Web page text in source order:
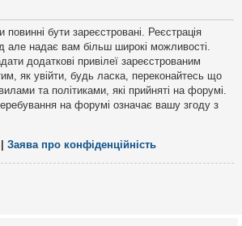
бути зареєстровані. Реєстрація
але надає вам більш широкі можливості.
додаткові привілеї зареєстрованим
як увійти, будь ласка, переконайтесь що
та політиками, які прийняті на форумі.
на форумі означає вашу згоду з
Заява про конфіденційність